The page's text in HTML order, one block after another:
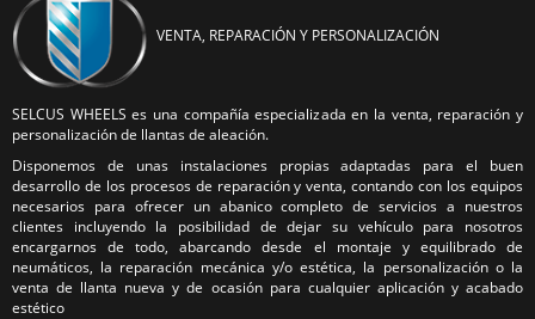
VENTA, REPARACIÓN Y PERSONALIZACIÓN
SELCUS WHEELS es una compañía especializada en la venta, reparación y
personalización de llantas de aleación.
Disponemos de unas instalaciones propias adaptadas para el buen
desarrollo de los procesos de reparación y venta, contando con los equipos
necesarios para ofrecer un abanico completo de servicios a nuestros
clientes incluyendo la posibilidad de dejar su vehículo para nosotros
encargarnos de todo, abarcando desde el montaje y equilibrado de
neumáticos, la reparación mecánica y/o estética, la personalización o la
venta de llanta nueva y de ocasión para cualquier aplicación y acabado
estético